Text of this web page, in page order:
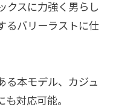
クスに力強く男らし
るバリーラストに仕
る本モデル、カジュ
対応可能。